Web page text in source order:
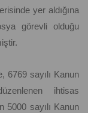
yer aldığına
görevli olduğu
6769 sayılı Kanun
ihtisas
5000 sayılı Kanun